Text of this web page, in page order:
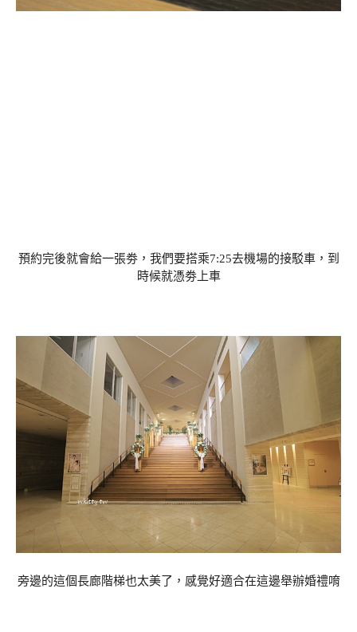
預約完後就會給一張劵，我們要搭乘7:25去機場的接駁車，到
時候就憑劵上車
旁邊的這個長廊階梯也太美了，感覺好適合在這邊舉辦婚禮唷